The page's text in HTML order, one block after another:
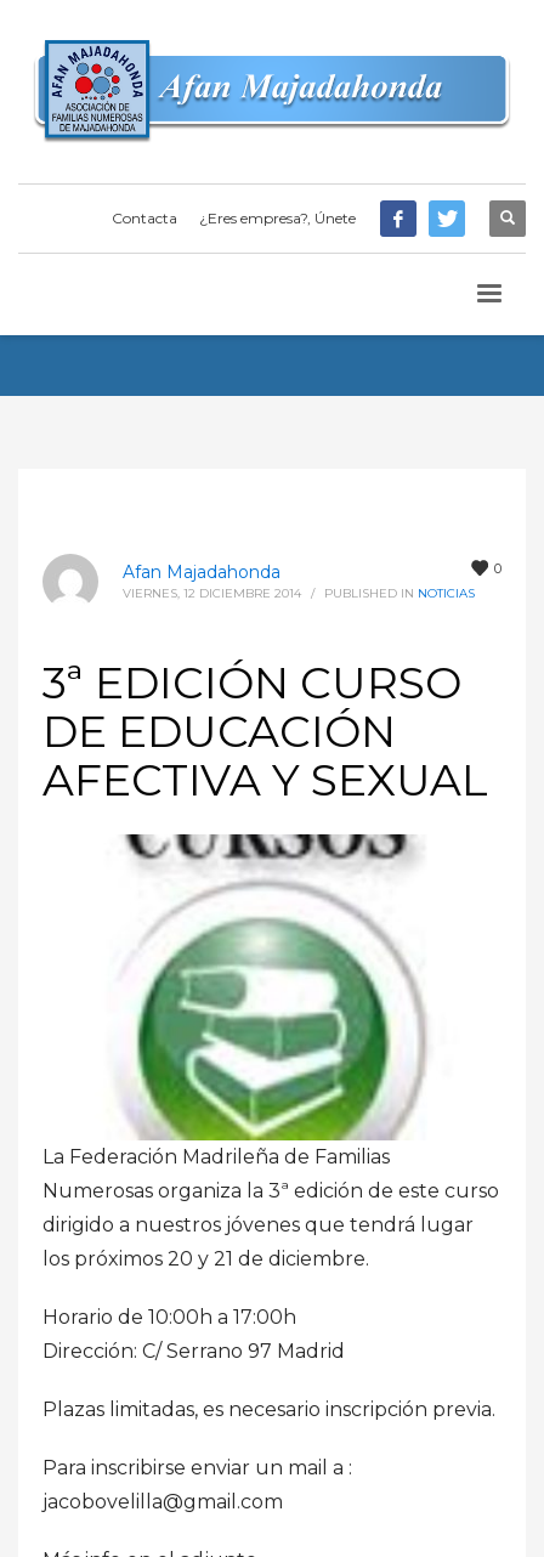
Contacta ¿Eres empresa?, Únete
0
Afan Majadahonda
VIERNES, 12 DICIEMBRE 2014 / PUBLISHED IN NOTICIAS
3ª EDICIÓN CURSO
DE EDUCACIÓN
AFECTIVA Y SEXUAL
La Federación Madrileña de Familias
Numerosas organiza la 3ª edición de este curso
dirigido a nuestros jóvenes que tendrá lugar
los próximos 20 y 21 de diciembre.
Horario de 10:00h a 17:00h
Dirección: C/ Serrano 97 Madrid
Plazas limitadas, es necesario inscripción previa.
Para inscribirse enviar un mail a :
jacobovelilla@gmail.com